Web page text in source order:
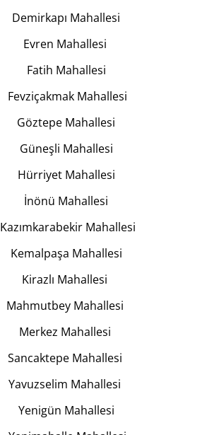
Demirkapı Mahallesi
Evren Mahallesi
Fatih Mahallesi
Fevziçakmak Mahallesi
Göztepe Mahallesi
Güneşli Mahallesi
Hürriyet Mahallesi
İnönü Mahallesi
Kazımkarabekir Mahallesi
Kemalpaşa Mahallesi
Kirazlı Mahallesi
Mahmutbey Mahallesi
Merkez Mahallesi
Sancaktepe Mahallesi
Yavuzselim Mahallesi
Yenigün Mahallesi